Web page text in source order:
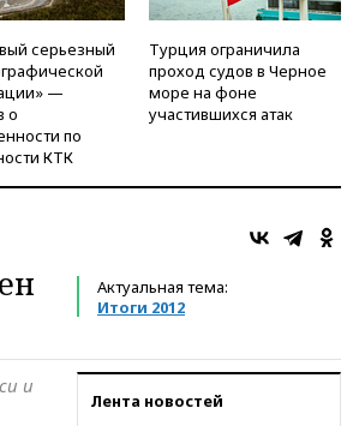
серьезный
—
о
по
КТК
Турция ограничила
проход судов в Черное
море на фоне
участившихся атак
Актуальная тема:
Итоги 2012
Лента новостей
и